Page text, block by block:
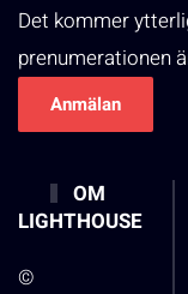
Det kommer
prenumerationen
OM
LIGHTHOUSE
©